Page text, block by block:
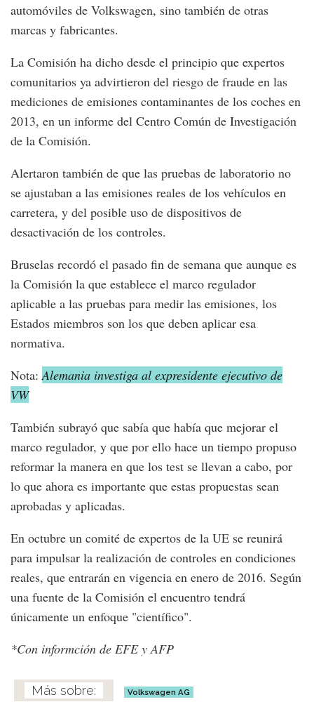
automóviles de Volkswagen, sino también de otras
marcas y fabricantes.
La Comisión ha dicho desde el principio que expertos
comunitarios ya advirtieron del riesgo de fraude en las
mediciones de emisiones contaminantes de los coches en
2013, en un informe del Centro Común de Investigación
de la Comisión.
Alertaron también de que las pruebas de laboratorio no
se ajustaban a las emisiones reales de los vehículos en
carretera, y del posible uso de dispositivos de
desactivación de los controles.
Bruselas recordó el pasado fin de semana que aunque es
la Comisión la que establece el marco regulador
aplicable a las pruebas para medir las emisiones, los
Estados miembros son los que deben aplicar esa
normativa.
Nota: Alemania investiga al expresidente ejecutivo de
VW
También subrayó que sabía que había que mejorar el
marco regulador, y que por ello hace un tiempo propuso
reformar la manera en que los test se llevan a cabo, por
lo que ahora es importante que estas propuestas sean
aprobadas y aplicadas.
En octubre un comité de expertos de la UE se reunirá
para impulsar la realización de controles en condiciones
reales, que entrarán en vigencia en enero de 2016. Según
una fuente de la Comisión el encuentro tendrá
únicamente un enfoque "científico".
*Con informción de EFE y AFP
Volkswagen AG